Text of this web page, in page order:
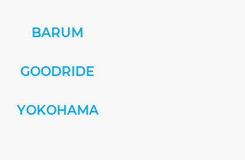
BARUM
GOODRIDE
YOKOHAMA